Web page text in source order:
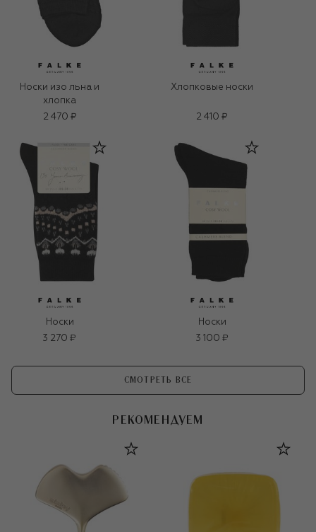
Носки изо льна и
хлопка
2 470 ₽
Хлопковые носки
2 410 ₽
Носки
3 270 ₽
Носки
3 100 ₽
СМОТРЕТЬ ВСЕ
РЕКОМЕНДУЕМ